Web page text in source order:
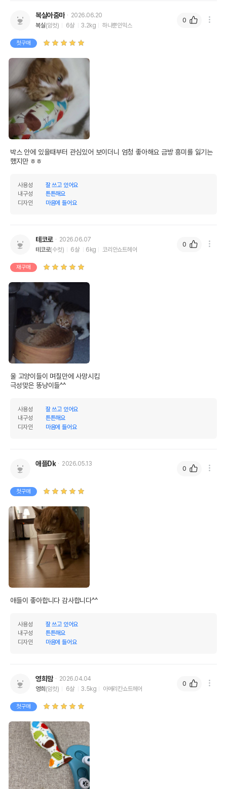
상품 필수 정보
품명 및 모델명
법에 의한 인증,허가 등을
받았음을 확인할수 있는
경우 그에 대한 사항
제조자,수입품의 경우
수입자를 함께 표기
유통기한
유통기한이 최소 2026.12.06이거나 그
복실아줌마
2026.06.20
복실(암컷) 6살 3.2kg 하나뿐인믹스
첫구매
박스 안에 있을때부터 관심있어 보이더니 엄청 좋아해요 금방 흥미를 잃기는
했지만 ㅎㅎ
사용성
잘 쓰고 있어요
내구성
튼튼해요
디자인
마음에 들어요
0
테코로
2026.06.07
테코로(수컷) 6살 6kg 코리안쇼트헤어
재구매
울 고양이들이 며칠만에 사망시킴
극성맞은 똥냥이들^^
사용성
잘 쓰고 있어요
내구성
튼튼해요
디자인
마음에 들어요
0
애플Dk 2026.05.13
첫구매
애들이 좋아합니다 감사합니다^^
사용성
잘 쓰고 있어요
내구성
튼튼해요
디자인
마음에 들어요
0
영희맘
2026.04.04
영희(암컷) 6살 3.5kg 아메리칸쇼트헤어
첫구매
0